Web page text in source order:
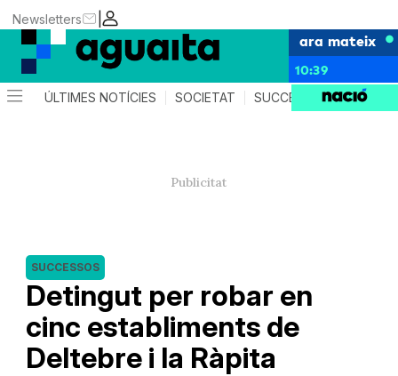
|
Newsletters
ara mateix
10:39
ÚLTIMES NOTÍCIES SOCIETAT SUCCESSOS AGENDA
Detingut per robar en
cinc establiments de
Deltebre i la Ràpita
SUCCESSOS